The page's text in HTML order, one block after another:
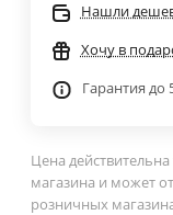
Нашли
Хочу в
Гарантия до
Цена
магазина и может
розничных